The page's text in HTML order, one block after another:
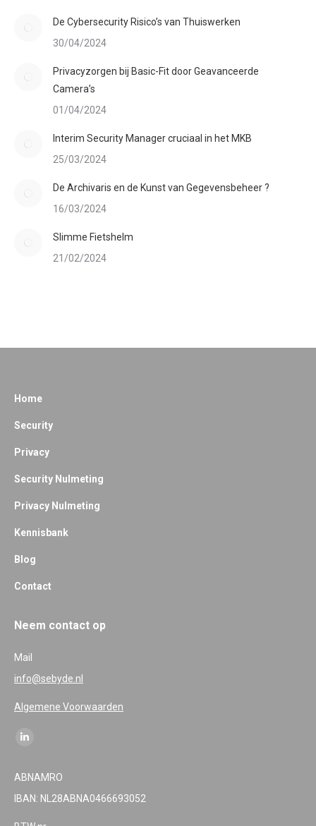
De Cybersecurity Risico’s van Thuiswerken
30/04/2024
Privacyzorgen bij Basic-Fit door Geavanceerde
Camera’s
01/04/2024
Interim Security Manager cruciaal in het MKB
25/03/2024
De Archivaris en de Kunst van Gegevensbeheer ?
16/03/2024
Slimme Fietshelm
21/02/2024
Home
Security
Privacy
Security Nulmeting
Privacy Nulmeting
Kennisbank
Blog
Contact
Neem contact op
Mail
info@sebyde.nl
Algemene Voorwaarden
Find us on:
opens
in
ABNAMRO
IBAN: NL28ABNA0466693052